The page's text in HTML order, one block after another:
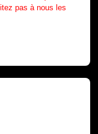
pas à nous les